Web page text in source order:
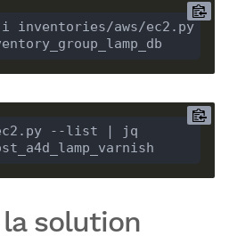
inventories/aws/ec2.py
ec2.py --list | jq
solution